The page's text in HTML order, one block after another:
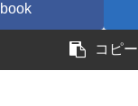
コピー